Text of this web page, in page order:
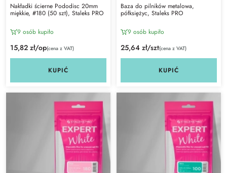
Nakładki ścierne Pododisc 20mm
miękkie, #180 (50 szt), Staleks PRO
9 osób kupiło
15,82 zł/op(cena z VAT)
KUPIĆ
Baza do pilników metalowa,
półksiężyc, Staleks PRO
9 osób kupiło
25,64 zł/szt(cena z VAT)
KUPIĆ